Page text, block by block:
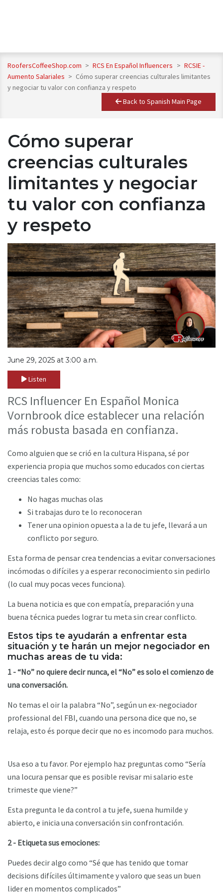
RoofersCoffeeShop.com > RCS En Español Influencers > RCSIE -
Aumento Salariales > Cómo superar creencias culturales limitantes
y negociar tu valor con confianza y respeto
Back to Spanish Main Page
Cómo superar
creencias culturales
limitantes y negociar
tu valor con confianza
y respeto
June 29, 2025 at 3:00 a.m.
Listen
RCS Influencer En Español Monica
Vornbrook dice establecer una relación
más robusta basada en confianza.
Como alguien que se crió en la cultura Hispana, sé por
experiencia propia que muchos somo educados con ciertas
creencias tales como:
No hagas muchas olas
Si trabajas duro te lo reconoceran
Tener una opinion opuesta a la de tu jefe, llevará a un
conflicto por seguro.
Esta forma de pensar crea tendencias a evitar conversaciones
incómodas o difíciles y a esperar reconocimiento sin pedirlo
(lo cual muy pocas veces funciona).
La buena noticia es que con empatía, preparación y una
buena técnica puedes lograr tu meta sin crear conflicto.
Estos tips te ayudarán a enfrentar esta
situación y te harán un mejor negociador en
muchas areas de tu vida:
1 - “No” no quiere decir nunca, el “No” es solo el comienzo de
una conversación.
No temas el oir la palabra “No”, según un ex-negociador
professional del FBI, cuando una persona dice que no, se
relaja, esto és porque decir que no es incomodo para muchos.
Usa eso a tu favor. Por ejemplo haz preguntas como “Sería
una locura pensar que es posible revisar mi salario este
trimeste que viene?”
Esta pregunta le da control a tu jefe, suena humilde y
abierto, e inicia una conversación sin confrontación.
2 - Etiqueta sus emociones:
Puedes decir algo como “Sé que has tenido que tomar
decisions difíciles últimamente y valoro que seas un buen
lider en momentos complicados”